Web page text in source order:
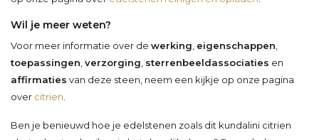
Wil je meer weten?
Voor meer informatie over de werking eigenschappen
toepassingen verzorging sterrenbeeldassociaties en
affirmaties van deze steen, neem een kijkje op onze pagina
over citrien
Ben je benieuwd hoe je edelstenen zoals dit kundalini citrien